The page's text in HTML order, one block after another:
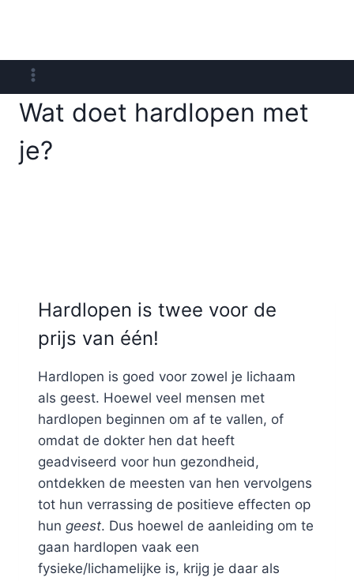
Wat doet hardlopen met
je?
Hardlopen is twee voor de
prijs van één!
Hardlopen is goed voor zowel je lichaam
als geest. Hoewel veel mensen met
hardlopen beginnen om af te vallen, of
omdat de dokter hen dat heeft
geadviseerd voor hun gezondheid,
ontdekken de meesten van hen vervolgens
tot hun verrassing de positieve effecten op
hun geest. Dus hoewel de aanleiding om te
gaan hardlopen vaak een
fysieke/lichamelijke is, krijg je daar als